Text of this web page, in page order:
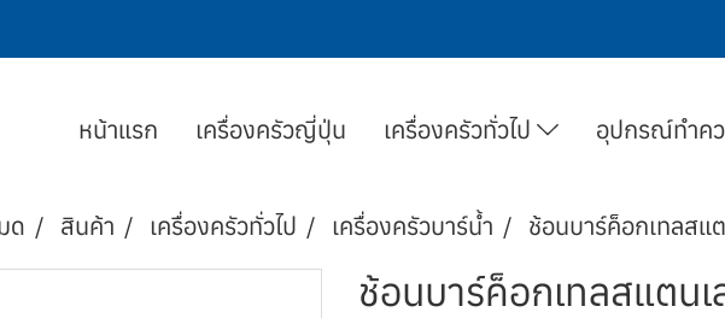
หน้าแรก เครื่องครัวญี่ปุ่น เครื่องครัวทั่วไป อุปกรณ์ทำคว
ด สินค้า เครื่องครัวทั่วไป เครื่องครัวบาร์น้ำ ช้อนบาร์ค็อกเทลสแ
ช้อนบาร์ค็อกเทลสแตน